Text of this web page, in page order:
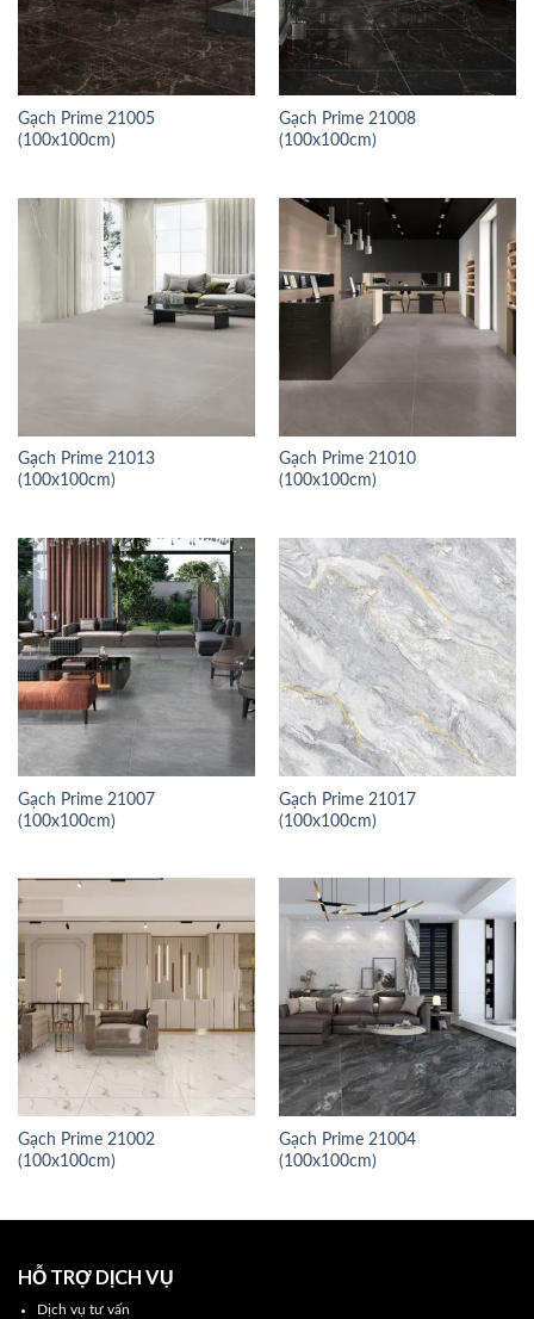
Gạch Prime 21005
(100x100cm)
Gạch Prime 21008
(100x100cm)
Gạch Prime 21013
(100x100cm)
Gạch Prime 21010
(100x100cm)
Gạch Prime 21007
(100x100cm)
Gạch Prime 21017
(100x100cm)
Gạch Prime 21002
(100x100cm)
Gạch Prime 21004
(100x100cm)
HỖ TRỢ DỊCH VỤ
Dịch vụ tư vấn